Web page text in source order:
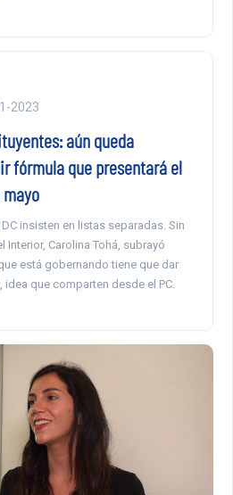
2023
aún queda
fórmula que presentará el
DC insisten en listas separadas. Sin
Interior, Carolina Tohá, subrayó
está gobernando tiene que dar
idea que comparten desde el PC.